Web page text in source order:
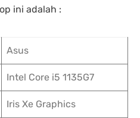
ini adalah :
Asus
Intel Core i5 1135G7
Iris Xe Graphics